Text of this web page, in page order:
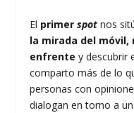
El primerspot nos
la mirada del
enfrente y descubrir
comparto más de lo
personas con
dialogan en torno a